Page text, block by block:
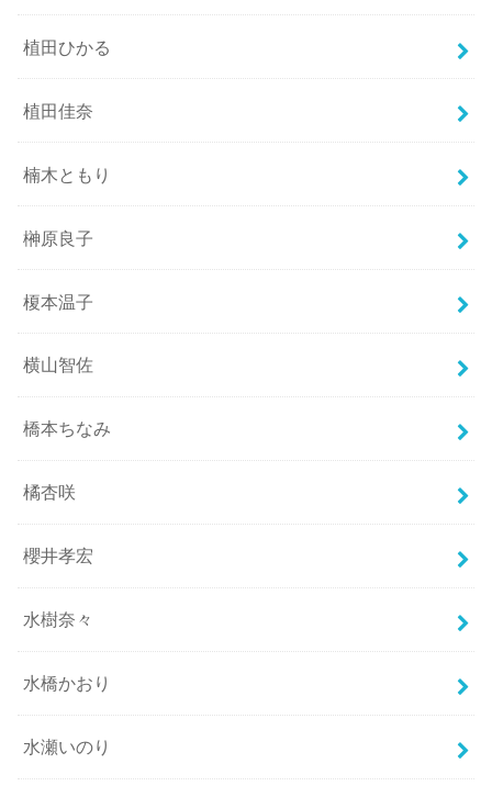
植田ひかる
植田佳奈
楠木ともり
榊原良子
榎本温子
横山智佐
橋本ちなみ
橘杏咲
櫻井孝宏
水樹奈々
水橋かおり
水瀬いのり